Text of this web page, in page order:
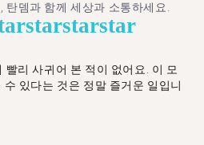
탄뎀과 함께 세상과 소통하세요.
starstarstar
리 사귀어 본 적이 없어요. 이 모
있다는 것은 정말 즐거운 일입니